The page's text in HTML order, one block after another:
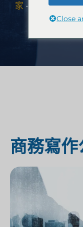
家 - 解決方案-策
商務寫作
Close